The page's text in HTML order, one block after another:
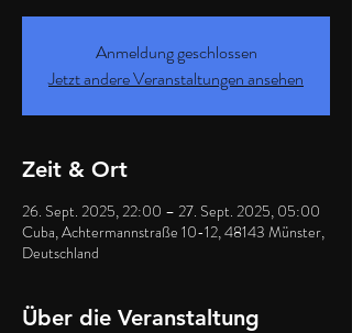
Anmeldung geschlossen
Jetzt andere Veranstaltungen ansehen
Zeit & Ort
26. Sept. 2025, 22:00 – 27. Sept. 2025, 05:00
Cuba, Achtermannstraße 10-12, 48143 Münster,
Deutschland
Über die Veranstaltung